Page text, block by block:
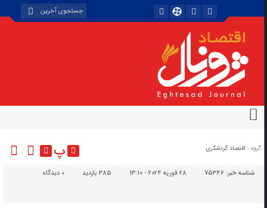
گروه : اقتصاد گردشگری پ
شناسه خبر:75346 28 فوریه 2024 - 13:10 385 بازدید دیدگاه